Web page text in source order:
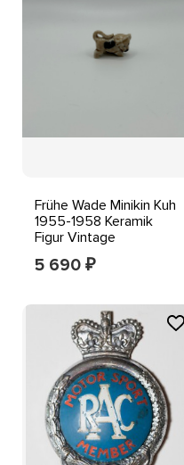
Frühe Wade Minikin Kuh
1955-1958 Keramik
Figur Vintage
Sammlerstück
beschädigt
5 690 ₽